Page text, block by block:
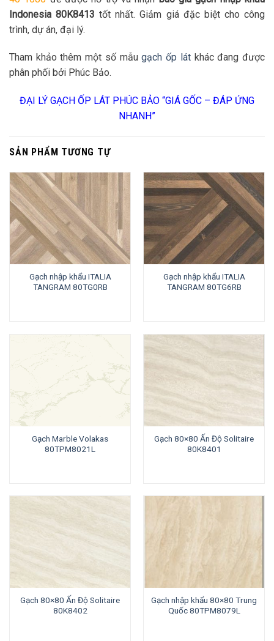
Indonesia 80K8413tốt nhất. Giảm giá đặc biệt cho công
trình, dự án, đại lý.
Tham khảo thêm một số mẫugạch ốp látkhác đang được
phân phối bởi Phúc Bảo.
ĐẠI LÝ GẠCH ỐP LÁT PHÚC BẢO “GIÁ GỐC – ĐÁP ỨNG
NHANH”
SẢN PHẨM TƯƠNG TỰ
Gạch nhập khẩu ITALIA
TANGRAM 80TG0RB
Gạch nhập khẩu ITALIA
TANGRAM 80TG6RB
Gạch Marble Volakas
80TPM8021L
Gạch 80×80 Ấn Độ Solitaire
80K8401
Gạch 80×80 Ấn Độ Solitaire
80K8402
Gạch nhập khẩu 80×80 Trung
Quốc 80TPM8079L